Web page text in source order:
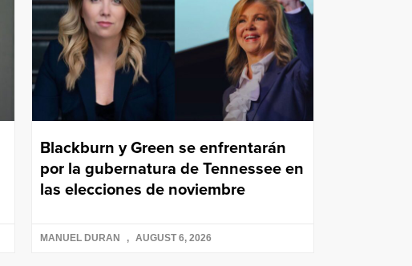
Blackburn y Green se enfrentarán
por la gubernatura de Tennessee en
las elecciones de noviembre
MANUEL DURAN AUGUST 6, 2026